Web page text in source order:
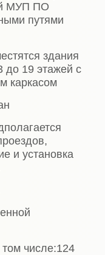
МУП ПО
путями
здания
до 19 этажей с
каркасом
и установка
числе:124